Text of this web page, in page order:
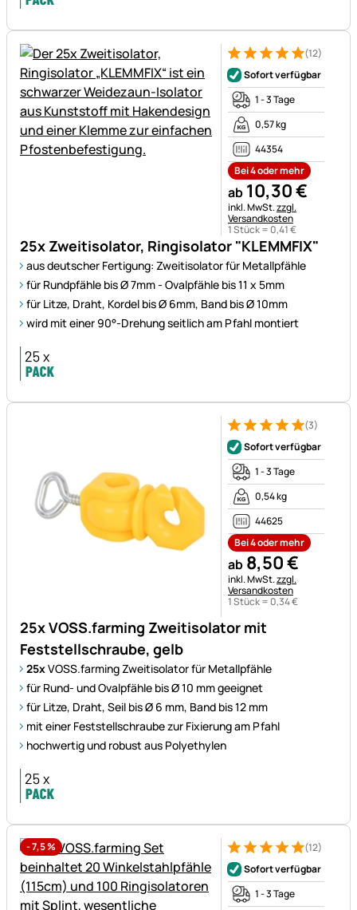
25x Zweitisolator, Ringisolator "KLEMMFIX"
aus deutscher Fertigung: Zweitisolator für Metallpfähle
für Rundpfähle bis Ø 7mm - Ovalpfähle bis 11 x 5mm
für Litze, Draht, Kordel bis Ø 6mm, Band bis Ø 10mm
wird mit einer 90°-Drehung seitlich am Pfahl montiert
Bewertung: 5 von 5 (12
12 Bewertungen (12)
Sofort verfügbar
1 - 3 Tage
0,57 kg
44354
Bei 4 oder mehr
ab 10,30€
Steuerhinweis:
inkl. MwSt.zzgl.
Versandkosten
1 Stück = 0,41€
25x VOSS.farming Zweitisolator mit
Feststellschraube, gelb
25xVOSS.farming Zweitisolator für Metallpfähle
für Rund- und Ovalpfähle bis Ø 10 mm geeignet
für Litze, Draht, Seil bis Ø 6 mm, Band bis 12 mm
mit einer Feststellschraube zur Fixierung am Pfahl
hochwertig und robust aus Polyethylen
Bewertung: 5 von 5 (3
3 Bewertungen
(3)
Sofort verfügbar
1 - 3 Tage
0,54 kg
44625
Bei 4 oder mehr
ab 8,50€
Steuerhinweis:
inkl. MwSt.zzgl.
Versandkosten
1 Stück = 0,34€
-7,5% Bewertung: 5 von 5 (12
12 Bewertungen (12)
Sofort verfügbar
1 - 3 Tage